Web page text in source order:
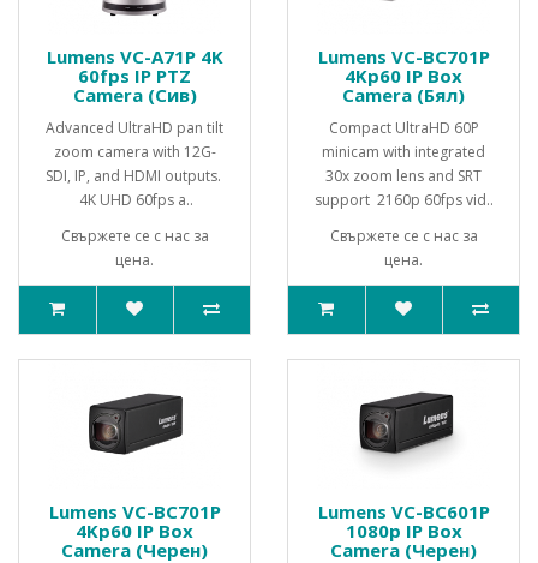
Lumens VC-A71P 4K
60fps IP PTZ
Camera (Сив)
Advanced UltraHD pan tilt
zoom camera with 12G-
SDI, IP, and HDMI outputs.
4K UHD 60fps a..
Свържете се с нас за
цена.
Lumens VC-BC701P
4Kp60 IP Box
Camera (Бял)
Compact UltraHD 60P
minicam with integrated
30x zoom lens and SRT
support 2160p 60fps vid..
Свържете се с нас за
цена.
Lumens VC-BC701P
4Kp60 IP Box
Camera (Черен)
Lumens VC-BC601P
1080p IP Box
Camera (Черен)